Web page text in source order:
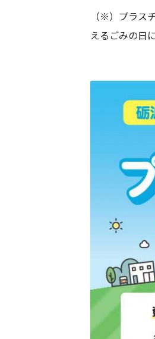
（※）プラス
えるごみの日